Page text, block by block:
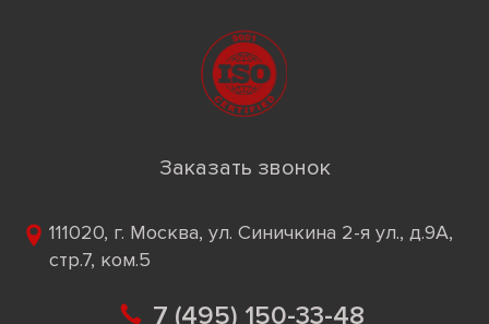
Заказать звонок
111020, г. Москва, ул. Синичкина 2-я ул., д.9А,
стр.7, ком.5
7 (495) 150-33-48